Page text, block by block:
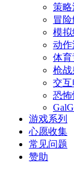
策
冒
模
动
体
枪
交
恐
游戏系列
心愿收集
常见问题
赞助